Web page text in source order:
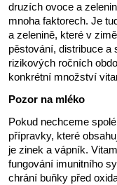
druzích ovoce a
mnoha faktorech. Je
a zelenině, které v
pěstování, distribuce a
rizikových ročních
konkrétní množství
Pozor na mléko
Pokud nechceme
přípravky, které
je zinek a vápník.
fungování imunitního
chrání buňky před